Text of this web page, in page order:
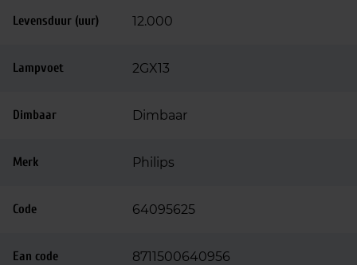
Levensduur (uur) 12.000
Lampvoet 2GX13
Dimbaar Dimbaar
Merk Philips
Code 64095625
Ean code 8711500640956